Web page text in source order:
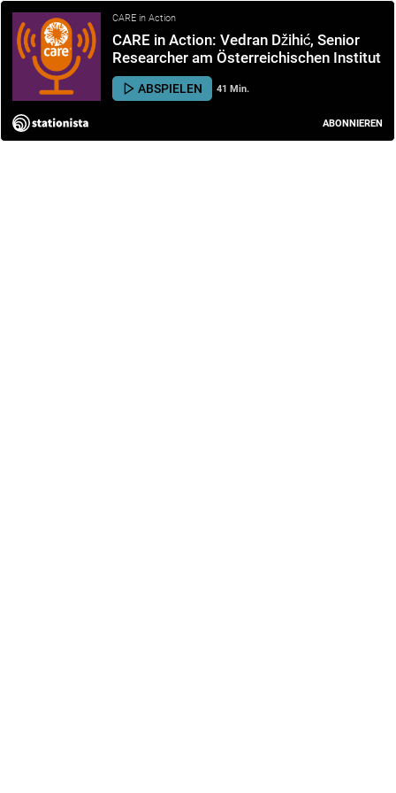
CARE in Action
CARE in Action: Vedran Džihić, Senior
Researcher am Österreichischen Institut
für Internationale Politik (oiip) und Balk…
ABSPIELEN 41 Min.
ABONNIEREN